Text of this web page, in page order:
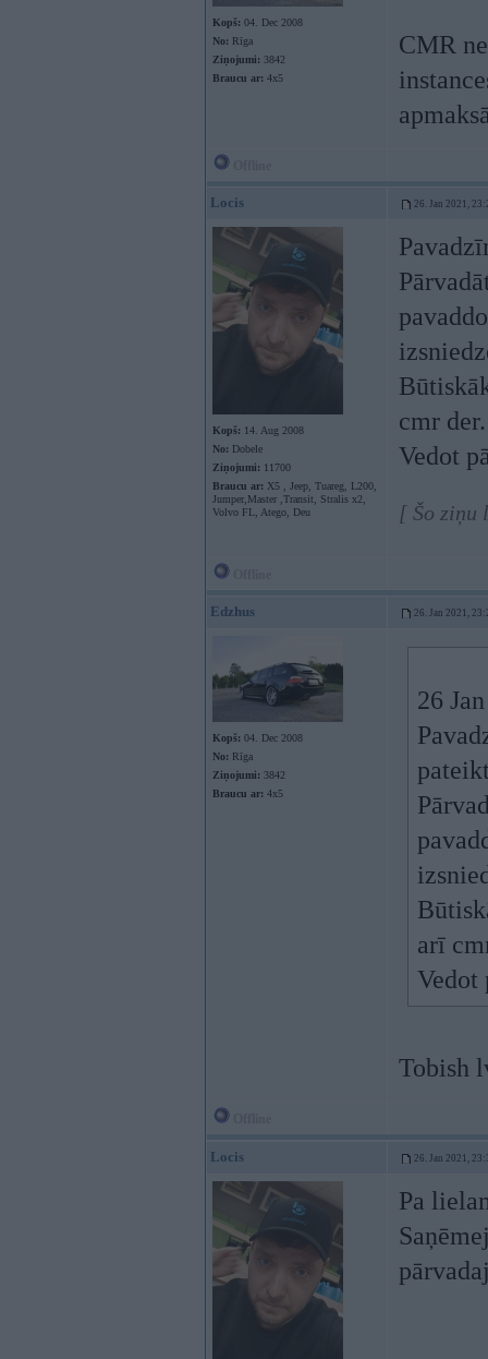
Kopš: 04. Dec 2008
No: Rīga
Ziņojumi: 3842
Braucu ar: 4x5
CMR
Locis 26. Jan 2021,
Kopš: 14. Aug 2008
No: Dobele
Ziņojumi: 11700
Braucu ar: X5 , Jeep, Tuareg, L200,
Jumper,Master ,Transit, Stralis x2,
Volvo FL, Atego, Deu
cmr der.
Vedot
[ Šo ziņu
Edzhus 26. Jan 2021,
Kopš: 04. Dec 2008
No: Rīga
Ziņojumi: 3842
Braucu ar: 4x5
26
arī
Vedot
Tobish
Locis 26. Jan 2021,
Pa